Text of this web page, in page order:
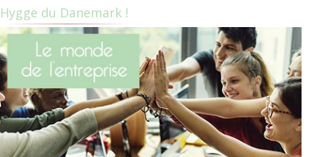
Hygge du Danemark !